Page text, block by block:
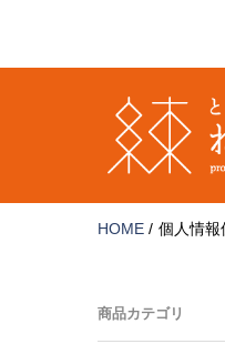
テ
HOME 個人情報
商品カテゴリ